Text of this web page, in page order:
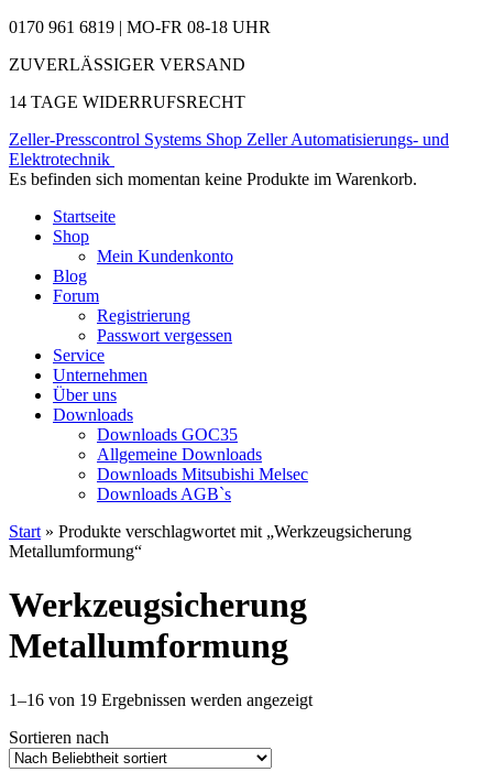
0170 961 6819 | MO-FR 08-18 UHR
ZUVERLÄSSIGER VERSAND
14 TAGE WIDERRUFSRECHT
Zeller-Presscontrol Systems Shop Zeller Automatisierungs- und
Elektrotechnik
Es befinden sich momentan keine Produkte im Warenkorb.
Startseite
Shop
Mein Kundenkonto
Blog
Forum
Registrierung
Passwort vergessen
Service
Unternehmen
Über uns
Downloads
Downloads GOC35
Allgemeine Downloads
Downloads Mitsubishi Melsec
Downloads AGB`s
Start » Produkte verschlagwortet mit „Werkzeugsicherung
Metallumformung“
Werkzeugsicherung
Metallumformung
1–16 von 19 Ergebnissen werden angezeigtNach
Sortieren nach